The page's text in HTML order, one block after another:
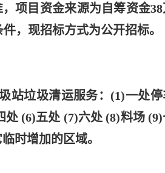
项目资金来源为自筹资金38
，现招标方式为公开招标。
站垃圾清运服务：(1)一处停
(6)五处 (7)六处 (8)料场 (9)
时增加的区域。